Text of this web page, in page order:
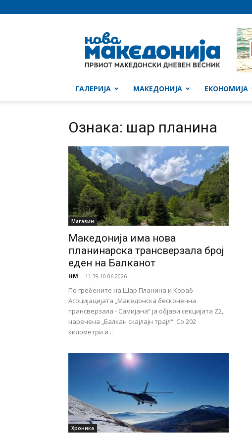
Македонија
ГАЛЕРИЈА МАКЕДОНИЈА ЕКОНОМИЈА
Ознака: шар планина
Магазин
Македонија има нова
планинарска трансверзала број
еден на Балканот
НМ - 11:39 10.06.2026
По гребените на Шар Планина и Кораб
Асоцијацијата „Македонска бесконечна
трансверзала - Самијана“ ја објави секцијата Z2,
наречена „Балкан скајлајн трајл“. Со 202
километри и...
Хроника